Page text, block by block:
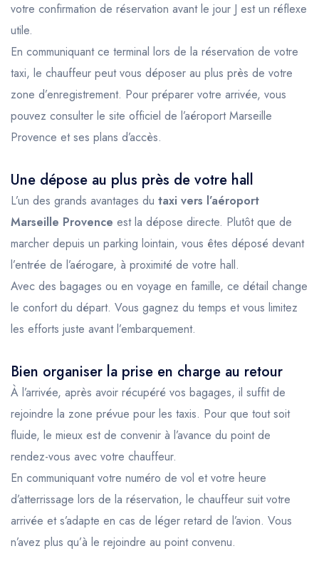
votre confirmation de réservation avant le jour J est un réflexe
utile.
En communiquant ce terminal lors de la réservation de votre
taxi, le chauffeur peut vous déposer au plus près de votre
zone d’enregistrement. Pour préparer votre arrivée, vous
pouvez consulter le site officiel de l’aéroport Marseille
Provence et ses plans d’accès.
Une dépose au plus près de votre hall
L’un des grands avantages du taxi vers l’aéroport
Marseille Provence est la dépose directe. Plutôt que de
marcher depuis un parking lointain, vous êtes déposé devant
l’entrée de l’aérogare, à proximité de votre hall.
Avec des bagages ou en voyage en famille, ce détail change
le confort du départ. Vous gagnez du temps et vous limitez
les efforts juste avant l’embarquement.
Bien organiser la prise en charge au retour
À l’arrivée, après avoir récupéré vos bagages, il suffit de
rejoindre la zone prévue pour les taxis. Pour que tout soit
fluide, le mieux est de convenir à l’avance du point de
rendez-vous avec votre chauffeur.
En communiquant votre numéro de vol et votre heure
d’atterrissage lors de la réservation, le chauffeur suit votre
arrivée et s’adapte en cas de léger retard de l’avion. Vous
n’avez plus qu’à le rejoindre au point convenu.